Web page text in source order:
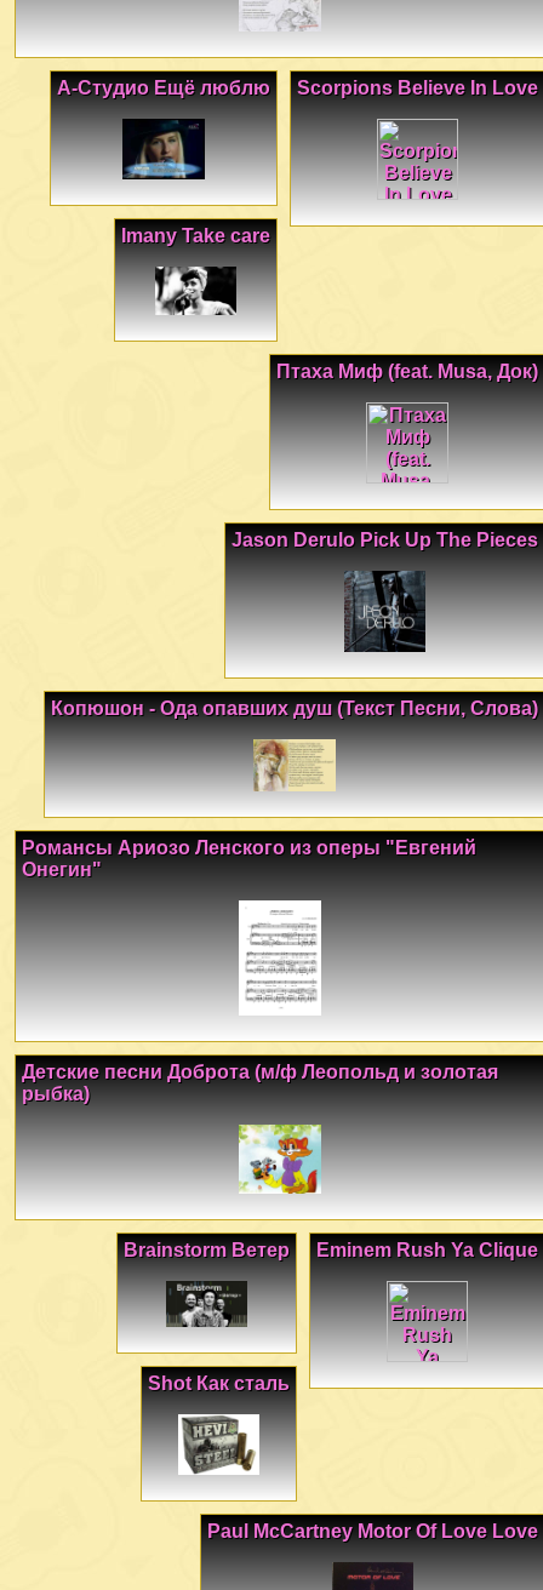
Scorpions Believe In Love
А-Студио Ещё люблю
Imany Take care
Птаха Миф (feat. Musa, Док)
Jason Derulo Pick Up The Pieces
Копюшон - Ода опавших душ (Текст Песни, Слова)
Романсы Ариозо Ленского из оперы "Евгений
Онегин"
Детские песни Доброта (м/ф Леопольд и золотая
рыбка)
Eminem Rush Ya Clique
Brainstorm Ветер
Shot Как сталь
Paul McCartney Motor Of Love Love